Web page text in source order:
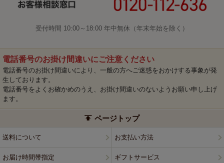
受付時間 10:00～18:00 年中無休（年末年始を除く）
電話番号のお掛け間違いにご注意ください
電話番号のお掛け間違いにより、一般の方へご迷惑をおかけする事象が発
生しております。
電話番号をよくお確かめのうえ、お掛け間違いのないようお願い申し上げ
ます。
ページトップ
送料について お支払い方法
お届け時間帯指定 ギフトサービス